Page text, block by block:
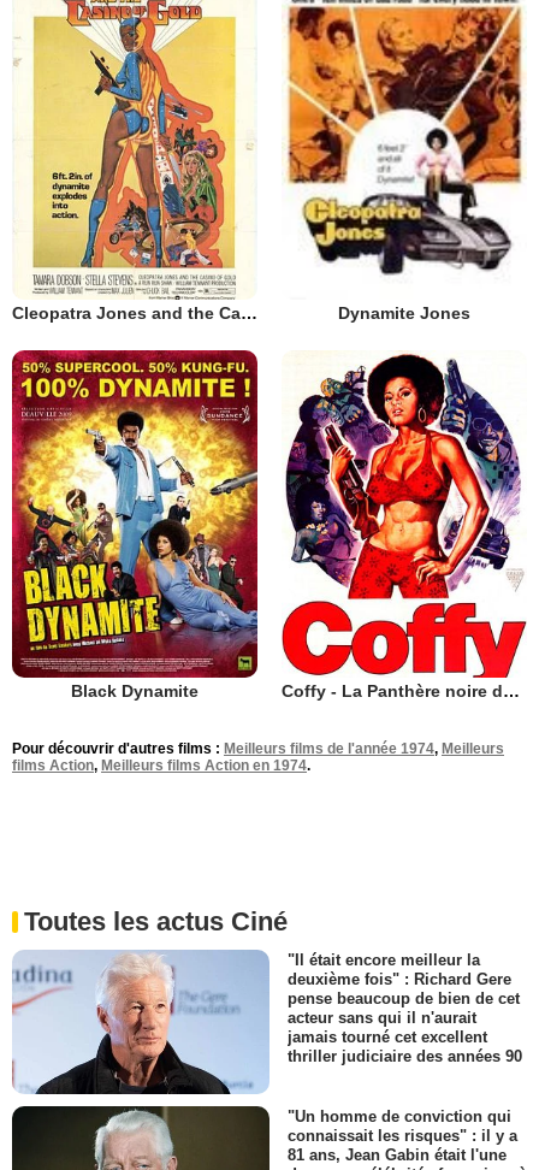
Cleopatra Jones and the Casino of Gold Dynamite Jones
Black Dynamite Coffy - La Panthère noire de Harlem
Pour découvrir d'autres films : Meilleurs films de l'année 1974, Meilleurs
films Action, Meilleurs films Action en 1974.
Toutes les actus Ciné
"Il était encore meilleur la
deuxième fois" : Richard Gere
pense beaucoup de bien de cet
acteur sans qui il n'aurait
jamais tourné cet excellent
thriller judiciaire des années 90
"Un homme de conviction qui
connaissait les risques" : il y a
81 ans, Jean Gabin était l'une